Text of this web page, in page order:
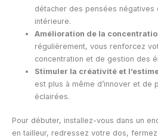
détacher des pensées négatives
intérieure.
Amélioration de la
régulièrement, vous renforcez
concentration et de gestion des
Stimuler la créativité et
est plus à même d’innover et de
éclairées.
Pour débuter, installez-vous dans un
en tailleur, redressez votre dos,